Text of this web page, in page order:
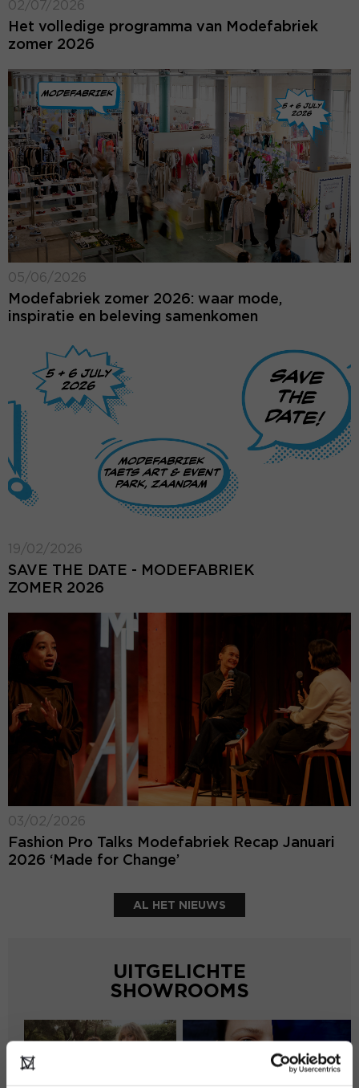
02/07/2026
Het volledige programma van Modefabriek
zomer 2026
05/06/2026
Modefabriek zomer 2026: waar mode,
inspiratie en beleving samenkomen
19/02/2026
SAVE THE DATE - MODEFABRIEK
ZOMER 2026
03/02/2026
Fashion Pro Talks Modefabriek Recap Januari
2026 ‘Made for Change’
AL HET NIEUWS
UITGELICHTE
SHOWROOMS